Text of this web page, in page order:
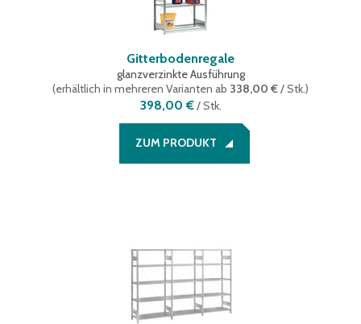
Gitterbodenregale
glanzverzinkte Ausführung
(erhältlich in mehreren Varianten ab 338,00 €/ Stk.)
398,00 €/Stk.
ZUM PRODUKT